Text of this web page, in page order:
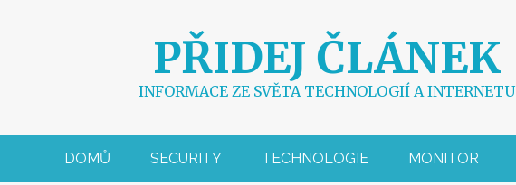
PŘIDEJ ČLÁNEK
INFORMACE ZE SVĚTA TECHNOLOGIÍ A INTERNETU
DOMŮ SECURITY TECHNOLOGIE MONITOR